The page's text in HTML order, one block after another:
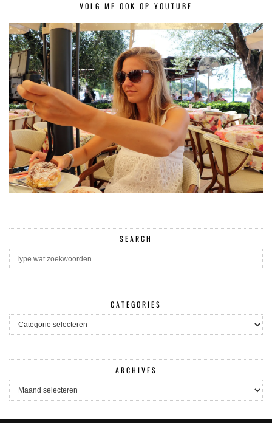
VOLG ME OOK OP YOUTUBE
SEARCH
CATEGORIES
CATEGORIES
ARCHIVES
ARCHIVES